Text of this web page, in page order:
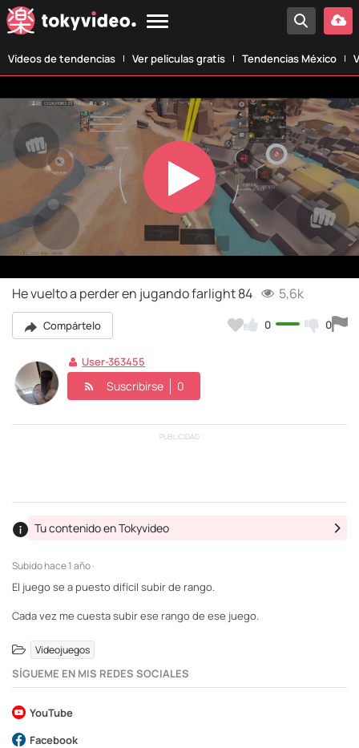
Vídeos de tendencias Ver películas gratis Tendencias México
Play
Video
He vuelto a perder en jugando farlight 84 5,6k
Compártelo 0 0
User-363455
Suscribirse 0
PUBLICIDAD
Subidohace 1 año ·
Tu contenido en Tokyvideo
El juego se a puesto difícil subir de rango.
Cada vez me cuesta subir ese rango de ese juego.
Videojuegos
SÍGUEME EN MIS REDES SOCIALES
YouTube
Facebook